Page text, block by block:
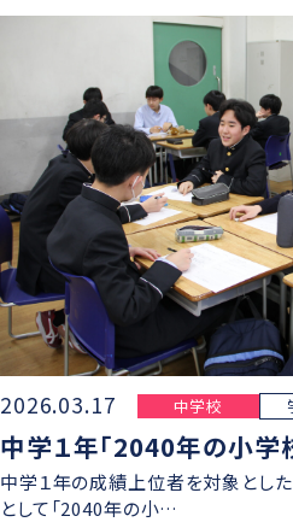
施設・設備
日本大学について
数字で見る豊山
カリキュラム・シラバス
年間行事
制服紹介
部活動
豊山生の一日
生徒座談会
学校案内パンフレット
学則
グローバル教育
進学コース
特進コース
スポーツコース
年間行事
制服紹介
部活動
生徒座談会
キャリア教育
進路指導
進学実績
合格者インタビュー
進路新聞Compass
活躍するOB
2026.03.17 中学校
中学１年「2040年の小学
中学１年の成績上位者を対象とし
として「2040年の小…